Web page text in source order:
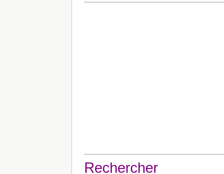
Rechercher